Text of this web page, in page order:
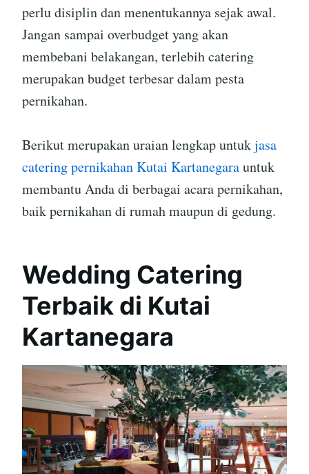
perlu disiplin dan menentukannya sejak awal.
Jangan sampai overbudget yang akan
membebani belakangan, terlebih catering
merupakan budget terbesar dalam pesta
pernikahan.
Berikut merupakan uraian lengkap untukjasa
catering pernikahan Kutai Kartanegarauntuk
membantu Anda di berbagai acara pernikahan,
baik pernikahan di rumah maupun di gedung.
Wedding Catering
Terbaik di Kutai
Kartanegara